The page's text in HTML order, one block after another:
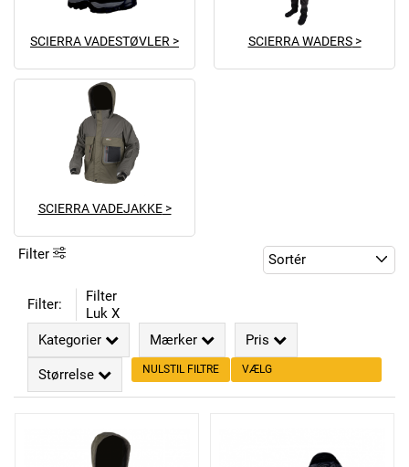
SCIERRA VADESTØVLER SCIERRA WADERS
SCIERRA VADEJAKKE
Filter
Filter:
Filter
Luk X
Kategorier
Mærker Pris
Størrelse NULSTIL FILTRE VÆLG